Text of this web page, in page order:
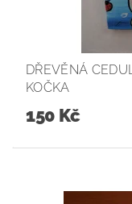
DŘEVĚNÁ
KOČKA
150 Kč